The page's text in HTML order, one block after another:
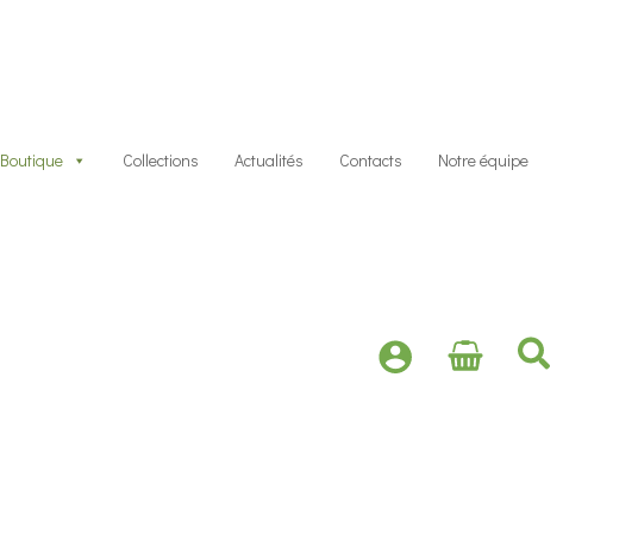
Boutique Collections Actualités Contacts Notre équipe